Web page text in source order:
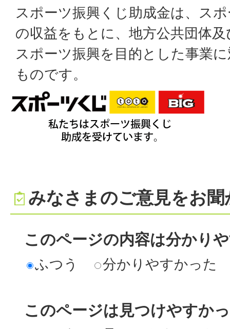
スポーツ振興くじ助成金は、ス
の収益をもとに、地方公共団体
スポーツ振興を目的とした事業
ものです。
みなさまのご意見をお
このページの内容は分かり
ふつう 分かりやすかった
このページは見つけやすか